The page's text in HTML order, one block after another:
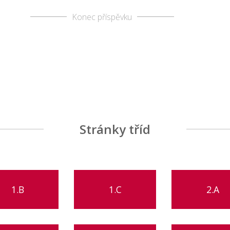
Konec příspěvku
Stránky tříd
1.B 1.C 2.A